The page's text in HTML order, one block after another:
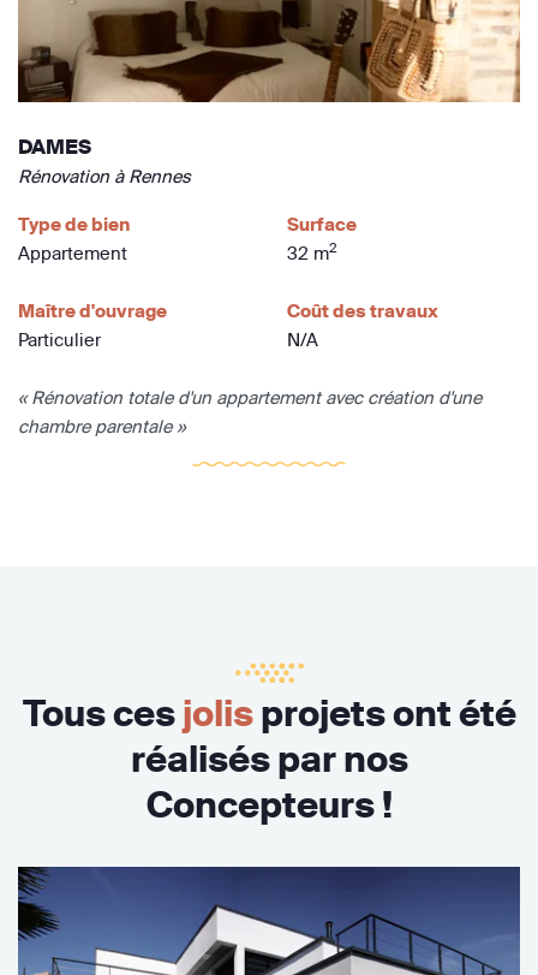
DAMES
Rénovation à Rennes
Type de bien
Appartement
Surface
32 m2
Maître d'ouvrage
Particulier
Coût des travaux
N/A
« Rénovation totale d'un appartement avec création d'une
chambre parentale »
Tous cesjolisprojets ont été
réalisés par nos
Concepteurs !